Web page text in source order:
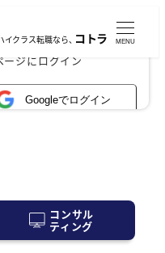
×
ージにログイン
Googleでログイン
イクラス転職なら、コトラ MENU
界
未経験からコンサ
のリアルな給与相場と真
コンサル
ティング